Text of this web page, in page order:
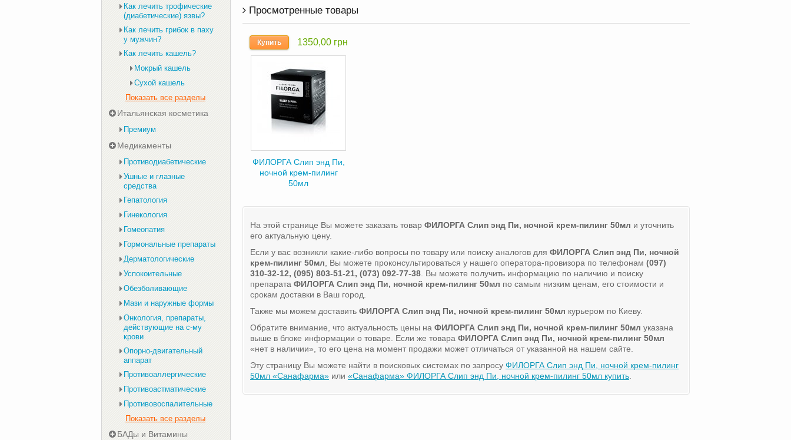
Просмотренные товары
Купить 1350,00 грн
ФИЛОРГА Слип энд Пи,
ночной крем-пилинг
50мл
На этой странице Вы можете заказать товар ФИЛОРГА Слип энд Пи, ночной крем-пилинг 50мл и уточнить
его актуальную цену.
Если у вас возникли какие-либо вопросы по товару или поиску аналогов для ФИЛОРГА Слип энд Пи, ночной
крем-пилинг 50мл , Вы можете проконсультироваться у нашего оператора-провизора по телефонам (097)
310-32-12, (095) 803-51-21, (073) 092-77-38 . Вы можете получить информацию по наличию и поиску
препарата ФИЛОРГА Слип энд Пи, ночной крем-пилинг 50мл по самым низким ценам, его стоимости и
срокам доставки в Ваш город.
Также мы можем доставить ФИЛОРГА Слип энд Пи, ночной крем-пилинг 50мл курьером по Киеву.
Обратите внимание, что актуальность цены на ФИЛОРГА Слип энд Пи, ночной крем-пилинг 50мл указана
выше в блоке информации о товаре. Если же товара ФИЛОРГА Слип энд Пи, ночной крем-пилинг 50мл
«нет в наличии», то его цена на момент продажи может отличаться от указанной на нашем сайте.
Эту страницу Вы можете найти в поисковых системах по запросу ФИЛОРГА Слип энд Пи, ночной крем-пилинг
50мл «Санафарма» или «Санафарма» ФИЛОРГА Слип энд Пи, ночной крем-пилинг 50мл купить
Как лечить трофические
(диабетические) язвы?
Как лечить грибок в паху
у мужчин?
Как лечить кашель?
Мокрый кашель
Сухой кашель
Показать все разделы
Итальянская косметика
Премиум
Медикаменты
Противодиабетические
Ушные и глазные
средства
Гепатология
Гинекология
Гомеопатия
Гормональные препараты
Дерматологические
Успокоительные
Обезболивающие
Мази и наружные формы
Онкология, препараты,
действующие на с-му
крови
Опорно-двигательный
аппарат
Противоаллергические
Противоастматические
Противовоспалительные
Показать все разделы
БАДы и Витамины